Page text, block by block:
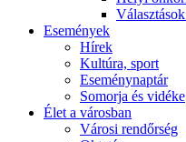
Események
Hírek
Kultúra, sport
Eseménynaptár
Somorja és vidéke
Élet a városban
Városi rendőrség